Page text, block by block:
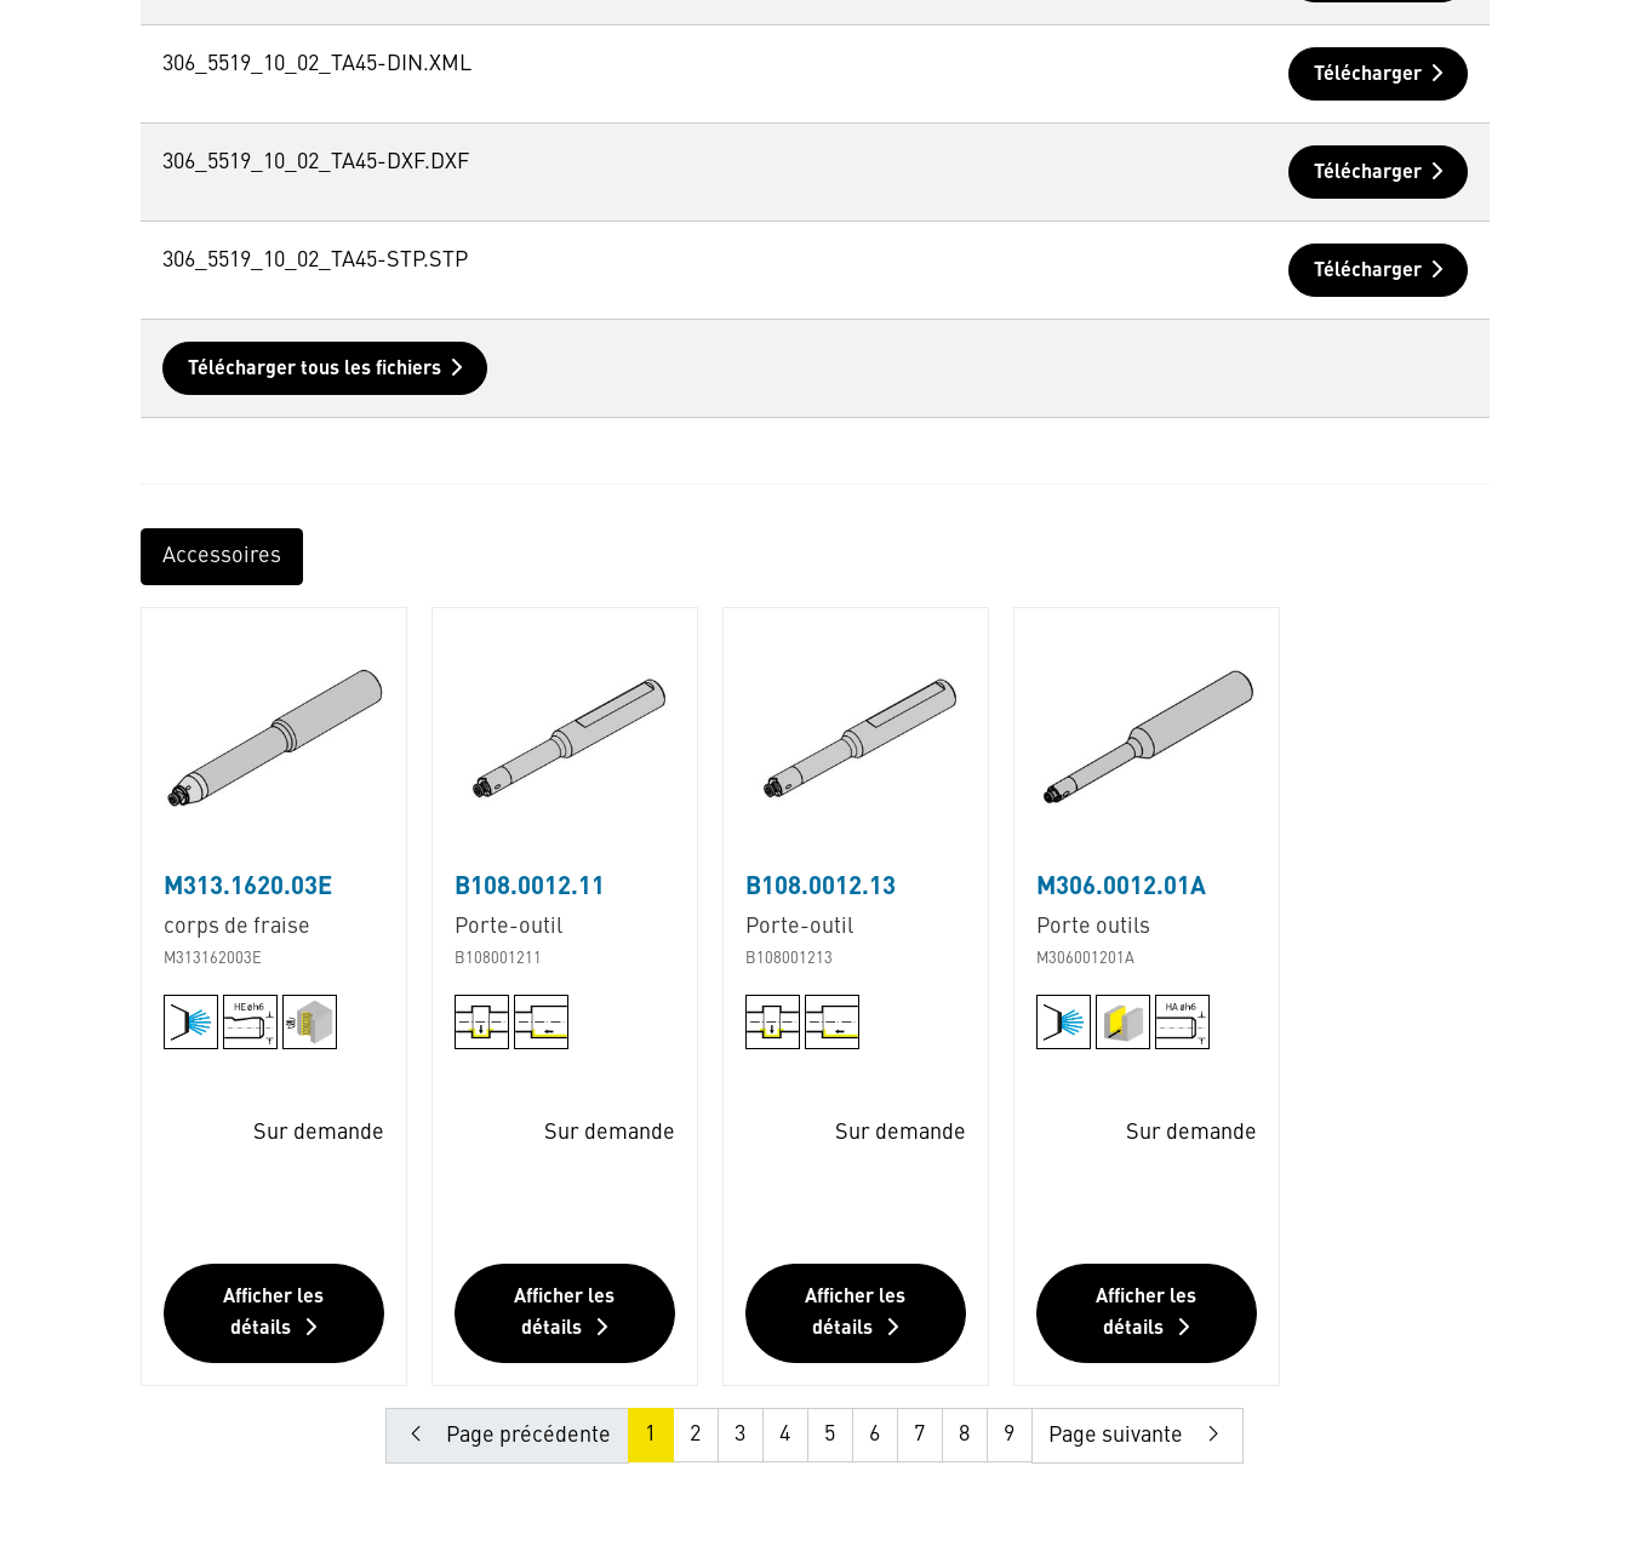
306_5519_10_02_TA45-DIN.XML Télécharger
306_5519_10_02_TA45-DXF.DXF Télécharger
306_5519_10_02_TA45-STP.STP Télécharger
Télécharger tous les fichiers
Accessoires
M313.1620.03E
corps de fraise
M313162003E
Sur demande
Afficher les
détails
B108.0012.11
Porte-outil
B108001211
Sur demande
Afficher les
détails
B108.0012.13
Porte-outil
B108001213
Sur demande
Afficher les
détails
M306.0012.01A
Porte outils
M306001201A
Sur demande
Afficher les
détails
Page précédente 1 2 3 4 5 6 7 8 9 Page suivante